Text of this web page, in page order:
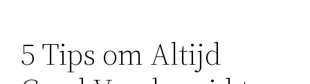
5 Tips om Altijd